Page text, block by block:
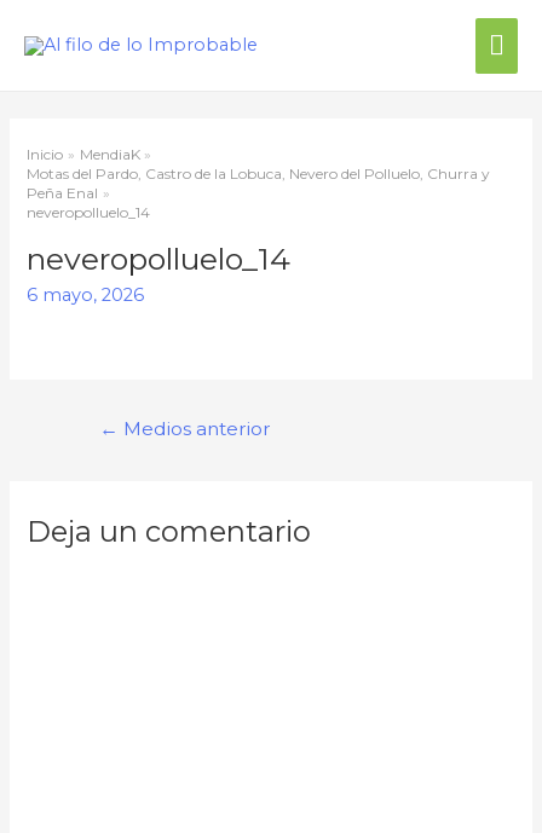
Inicio
MendiaK
Motas del Pardo, Castro de la Lobuca, Nevero del Polluelo, Churra y
Peña Enal
neveropolluelo_14
neveropolluelo_14
6 mayo, 2026
Navegación
← Medios anterior
Deja un comentario